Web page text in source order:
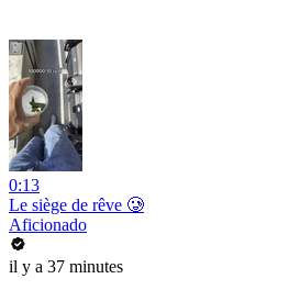
0:13
Le siège de rêve 🥲
Aficionado
il y a 37 minutes